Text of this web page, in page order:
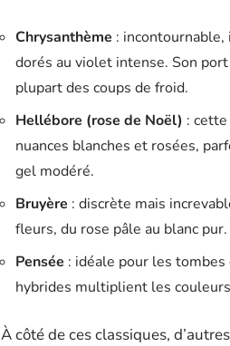
Chrysanthème :
dorés au violet intense. Son
plupart des coups de froid.
Hellébore (rose de Noël) :
nuances blanches et rosées,
gel modéré.
Bruyère : discrète mais
fleurs, du rose pâle au blanc pur.
Pensée : idéale pour les
hybrides multiplient les
À côté de ces classiques,